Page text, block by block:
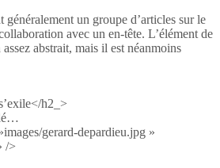
généralement un groupe d’articles sur le
avec un en-tête. L’élément de
abstrait, mais il est néanmoins
h2_>
gerard-depardieu.jpg »
/>